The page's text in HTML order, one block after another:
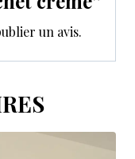
un avis.